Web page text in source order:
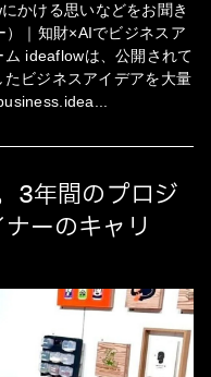
かける思いなどをお聞き
｜知財×AIでビジネスア
ideaflowは、公開されて
ビジネスアイデアを大量
3年間のプロジ
ーのキャリ